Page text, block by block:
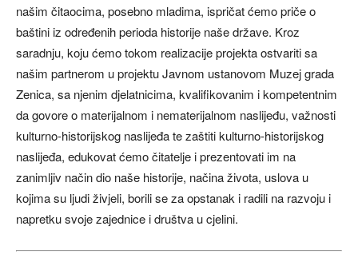
našim čitaocima, posebno mladima, ispričat ćemo priče o
baštini iz određenih perioda historije naše države. Kroz
saradnju, koju ćemo tokom realizacije projekta ostvariti sa
našim partnerom u projektu Javnom ustanovom Muzej grada
Zenica, sa njenim djelatnicima, kvalifikovanim i kompetentnim
da govore o materijalnom i nematerijalnom naslijeđu, važnosti
kulturno-historijskog naslijeđa te zaštiti kulturno-historijskog
naslijeđa, edukovat ćemo čitatelje i prezentovati im na
zanimljiv način dio naše historije, načina života, uslova u
kojima su ljudi živjeli, borili se za opstanak i radili na razvoju i
napretku svoje zajednice i društva u cjelini.